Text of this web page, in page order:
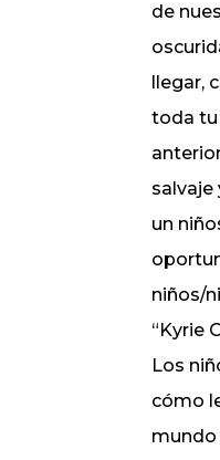
de
llegar,
toda tu
salvaje
un
niños/
“Kyrie
Los
cómo
mundo